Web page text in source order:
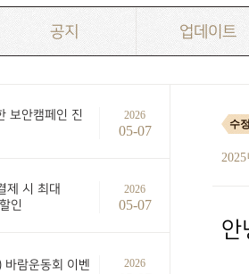
공지 업데이트
보안캠페인 진
2026
05-07
제 시 최대
인
2026
05-07
바람운동회 이벤
2026
수
안